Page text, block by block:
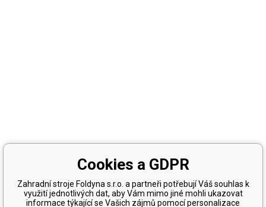
Cookies a GDPR
Zahradní stroje Foldyna s.r.o. a partneři potřebují Váš souhlas k
využití jednotlivých dat, aby Vám mimo jiné mohli ukazovat
informace týkající se Vašich zájmů pomocí personalizace